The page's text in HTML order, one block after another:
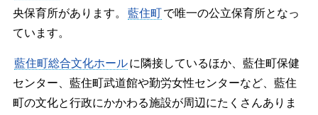
央保育所があります。
藍住町で唯一の公立保育所となっ
ています。
藍住町総合文化ホールに隣接しているほか、藍住町保健
センター、藍住町武道館や勤労女性センターなど、藍住
町の文化と行政にかかわる施設が周辺にたくさんありま